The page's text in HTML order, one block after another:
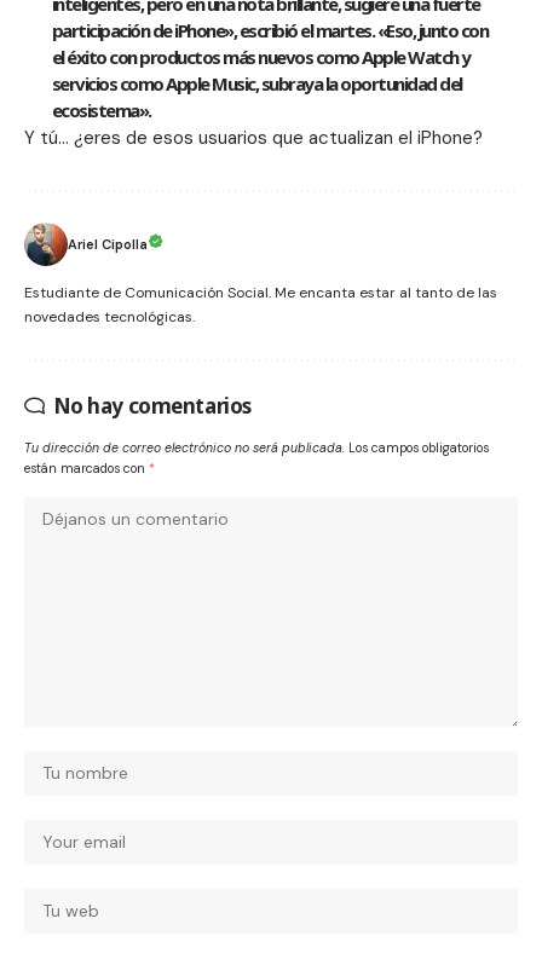
participación de iPhone», escribió el martes. «Eso, junto con
el éxito con productos más nuevos como Apple Watch y
servicios como Apple Music, subraya la oportunidad del
ecosistema».
Y tú… ¿eres de esos usuarios que actualizan el iPhone?
Ariel Cipolla
Estudiante de Comunicación Social. Me encanta estar al tanto de las
novedades tecnológicas.
No hay comentarios
Tu dirección de correo electrónico no será publicada. Los campos obligatorios
están marcados con *